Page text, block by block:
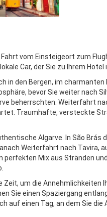
vom Einsteigeort zum
Car, der Sie zu Ihrem Hotel
in den Bergen, im
bevor Sie weiter nach
beherrschten. Weiterfahrt
Traumhafte, versteckte
Algarve. In São Brás
Weiterfahrt nach Tavira,
Mix aus Stränden
um die Annehmlichkeiten
Sie einen Spaziergang
auf einen Tag, an dem Sie die